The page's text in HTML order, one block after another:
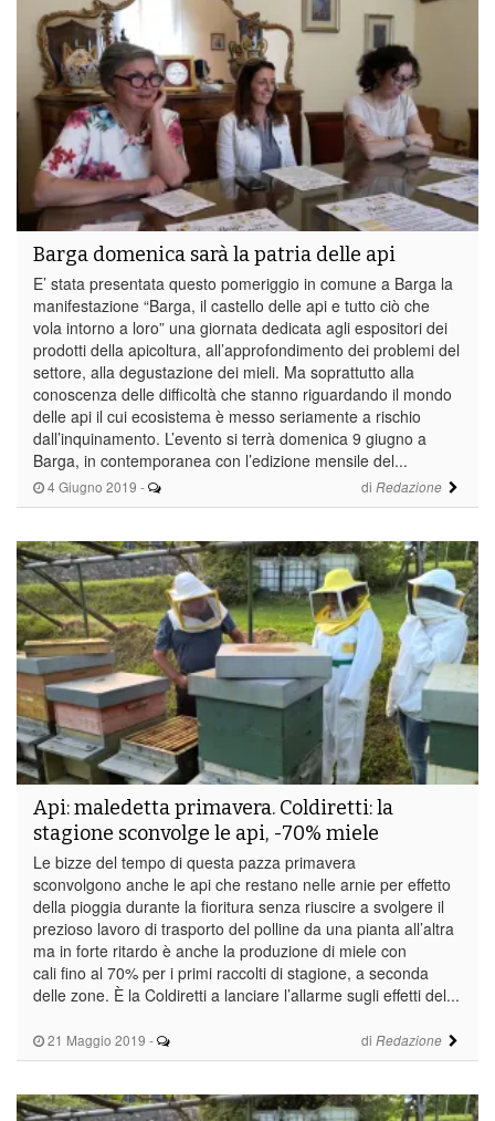
4 Giugno 2019 - di Redazione
Barga domenica sarà la patria delle api
E’ stata presentata questo pomeriggio in comune a Barga la
manifestazione “Barga, il castello delle api e tutto ciò che
vola intorno a loro” una giornata dedicata agli espositori dei
prodotti della apicoltura, all’approfondimento dei problemi del
settore, alla degustazione dei mieli. Ma soprattutto alla
conoscenza delle difficoltà che stanno riguardando il mondo
delle api il cui ecosistema è messo seriamente a rischio
dall’inquinamento. L’evento si terrà domenica 9 giugno a
Barga, in contemporanea con l’edizione mensile del...
21 Maggio 2019 - di Redazione
Api: maledetta primavera. Coldiretti: la
stagione sconvolge le api, -70% miele
Le bizze del tempo di questa pazza primavera
sconvolgono anche le api che restano nelle arnie per effetto
della pioggia durante la fioritura senza riuscire a svolgere il
prezioso lavoro di trasporto del polline da una pianta all’altra
ma in forte ritardo è anche la produzione di miele con
cali fino al 70% per i primi raccolti di stagione, a seconda
delle zone. È la Coldiretti a lanciare l’allarme sugli effetti del...